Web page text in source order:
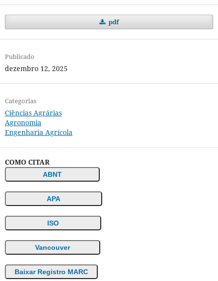
pdf
Publicado
dezembro 12, 2025
Categorias
Ciências Agrárias
Agronomia
Engenharia Agrícola
COMO CITAR
ABNT
APA
ISO
Vancouver
Baixar Registro MARC